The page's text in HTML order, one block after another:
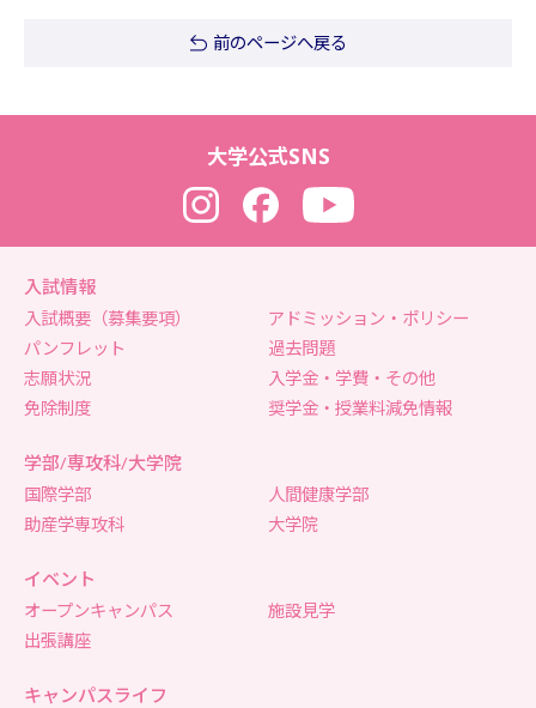
前のページへ戻る
大学公式SNS
InstagramFacebookYouTube
入試情報
入試概要（募集要項）
アドミッション・ポリシー
パンフレット
過去問題
志願状況
入学金・学費・その他
免除制度
奨学金・授業料減免情報
学部/専攻科/大学院
国際学部
人間健康学部
助産学専攻科
大学院
イベント
オープンキャンパス
施設見学
出張講座
キャンパスライフ